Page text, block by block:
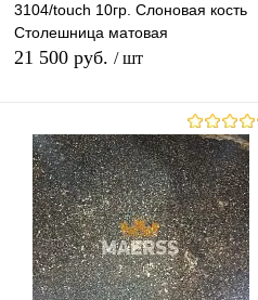
3050mm 4100mm
3104/touch 10гр. Слоновая кость
Столешница матовая
21 500 руб. / шт
В корзину
Купить в 1 клик К сравнению
В избранное Под заказ
Толщина (Ваш Выбор)